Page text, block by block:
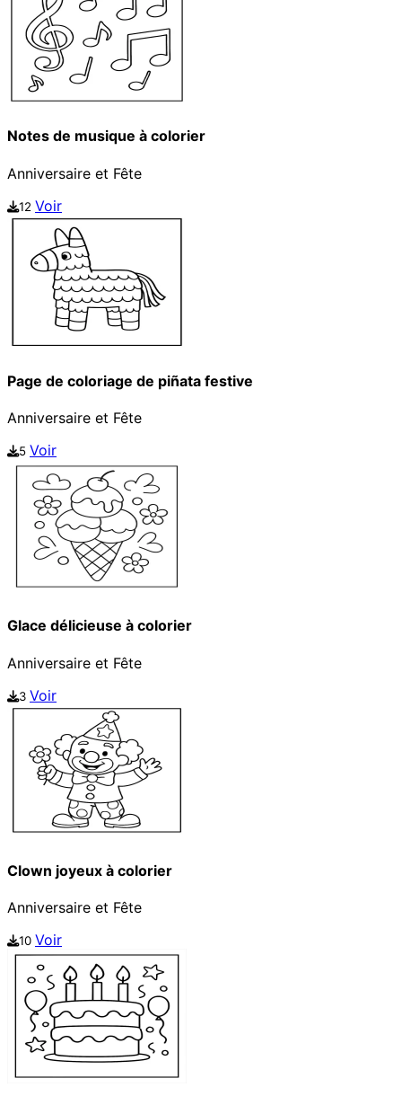
Notes de musique à colorier
Anniversaire et Fête
12 Voir
Page de coloriage de piñata festive
Anniversaire et Fête
5 Voir
Glace délicieuse à colorier
Anniversaire et Fête
3 Voir
Clown joyeux à colorier
Anniversaire et Fête
10 Voir